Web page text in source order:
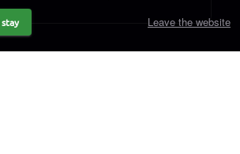
stay Leave the website